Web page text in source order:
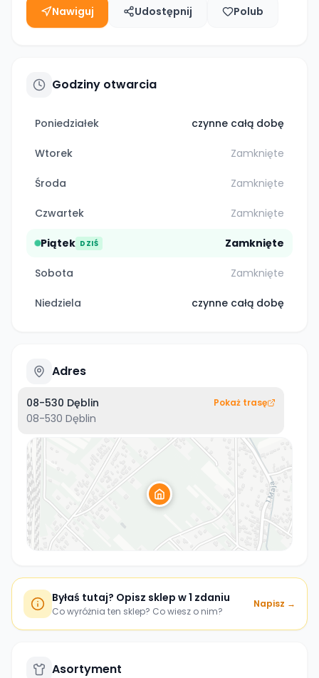
Nawiguj Udostępnij Polub
Godziny otwarcia
Poniedziałek czynne całą dobę
Wtorek Zamknięte
Środa Zamknięte
Czwartek Zamknięte
Piątek DZIŚ Zamknięte
Sobota Zamknięte
Niedziela czynne całą dobę
Adres
08-530 Dęblin
08-530 Dęblin
Pokaż trasę
Byłaś tutaj? Opisz sklep w 1 zdaniu
Co wyróżnia ten sklep? Co wiesz o nim?
Napisz →
Asortyment